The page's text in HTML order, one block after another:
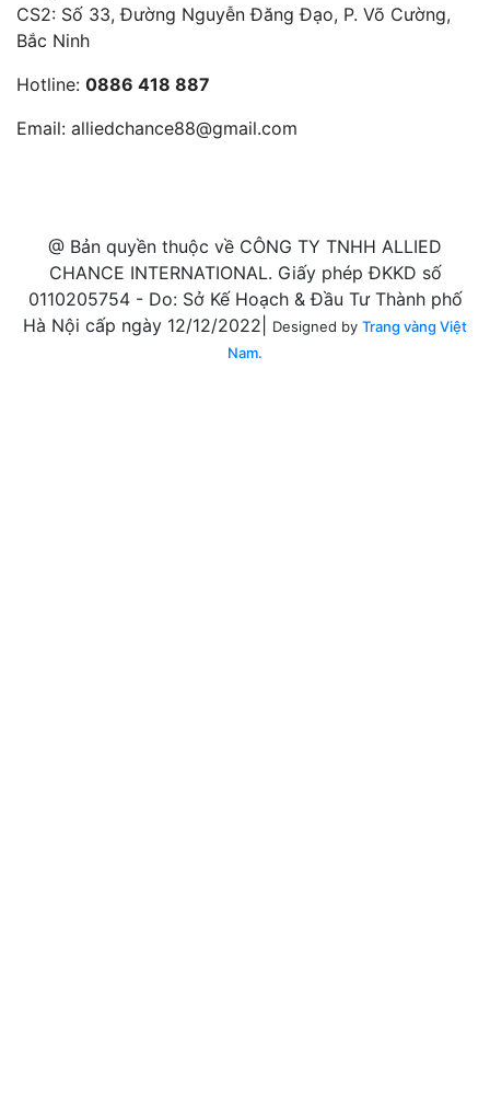
CS2: Số 33, Đường Nguyễn Đăng Đạo, P. Võ Cường,
Bắc Ninh
Hotline: 0886 418 887
Email: alliedchance88@gmail.com
@ Bản quyền thuộc về CÔNG TY TNHH ALLIED
CHANCE INTERNATIONAL. Giấy phép ĐKKD số
0110205754 - Do: Sở Kế Hoạch & Đầu Tư Thành phố
Hà Nội cấp ngày 12/12/2022|
Designed by Trang vàng Việt
Nam.